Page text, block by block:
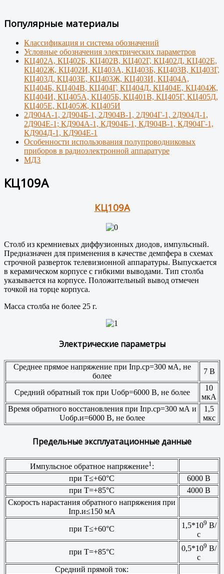
Популярные материалы
Классификация и система обозначений
Условные обозначения электрических параметров
КЦ402А, КЦ402Б, КЦ402В, КЦ402Г, КЦ402Д, КЦ402Е,
КЦ402Ж, КЦ402И, КЦ403А, КЦ403Б, КЦ403В, КЦ403Г,
КЦ403Д, КЦ403Е, КЦ403Ж, КЦ403И, КЦ404А,
КЦ404Б, КЦ404В, КЦ404Г, КЦ404Д, КЦ404Е, КЦ404Ж,
КЦ404И, КЦ405А, КЦ405Б, КЦ401В, КЦ405Г, КЦ405Д,
КЦ405Е, КЦ405Ж, КЦ405И
2Д904А-1, 2Д904Б-1, 2Д904В-1, 2Д904Г-1, 2Д904Д-1,
2Д904Е-1; КД904А-1, КД904Б-1, КД904В-1, КД904Г-1,
КД904Д-1, КД904Е-1
Особенности использования полупроводниковых
приборов в радиоэлектронной аппаратуре
МД3
КЦ109А
КЦ109А
Столб из кремниевых диффузионных диодов, импульсный.
Предназначен для применения в качестве демпфера в схемах
строчной разверток телевизионной аппаратуры. Выпускается
в керамическом корпусе с гибкими выводами. Тип столба
указывается на корпусе. Положительный вывод отмечен
точкой на торце корпуса.
Масса столба не более 25 г.
Электрические параметры
Среднее прямое напряжение при Iпр.ср=300 мА, не
более
7 В
Средний обратный ток при Uобр=6000 В, не более
10
мкА
Время обратного восстановления при Iпр.ср=300 мА и
Uобр.и=6000 В, не более
1,5
мкс
Предельные эксплуатационные данные
Импульсное обратное напряжение1 :
при Т≤+60°С
6000 В
при Т=+85°С
4000 В
Скорость нарастания обратного напряжения при
Iпр.и≤150 мА
при Т≤+60°С 1,5*109 В/
с
при Т=+85°С 0,5*109 В/
с
Средний прямой ток: